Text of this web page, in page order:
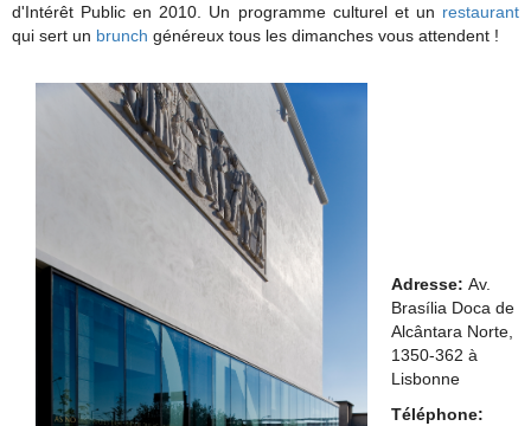
d'Intérêt Public en 2010. Un programme culturel et un restaurant
qui sert un brunch généreux tous les dimanches vous attendent !
Adresse: Av.
Brasília Doca de
Alcântara Norte,
1350-362 à
Lisbonne
Téléphone: